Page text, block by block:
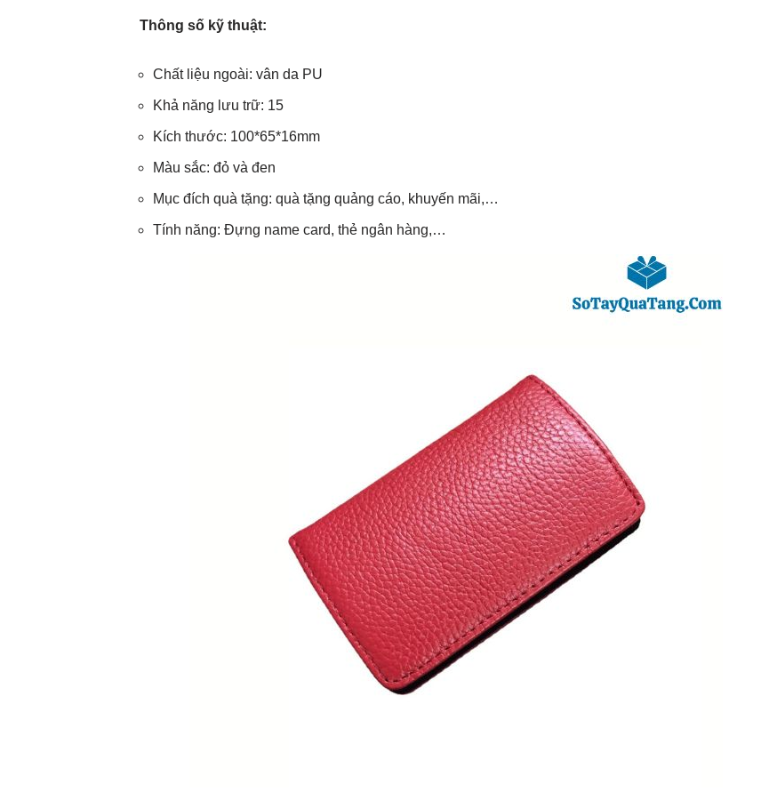
Thông số kỹ thuật:
Chất liệu ngoài: vân da PU
Khả năng lưu trữ: 15
Kích thước: 100*65*16mm
Màu sắc: đỏ và đen
Mục đích quà tặng: quà tặng quảng cáo, khuyến mãi,…
Tính năng: Đựng name card, thẻ ngân hàng,…